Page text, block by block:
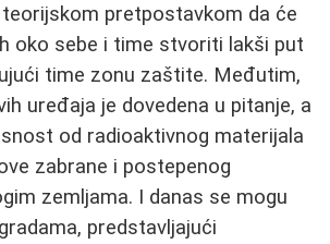
pretpostavkom da će
oko sebe i time stvoriti lakši put
time zonu zaštite. Međutim,
uređaja je dovedena u pitanje, a
od radioaktivnog materijala
zabrane i postepenog
zemljama. I danas se mogu
predstavljajući